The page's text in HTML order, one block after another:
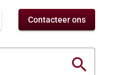
Contacteer ons
search